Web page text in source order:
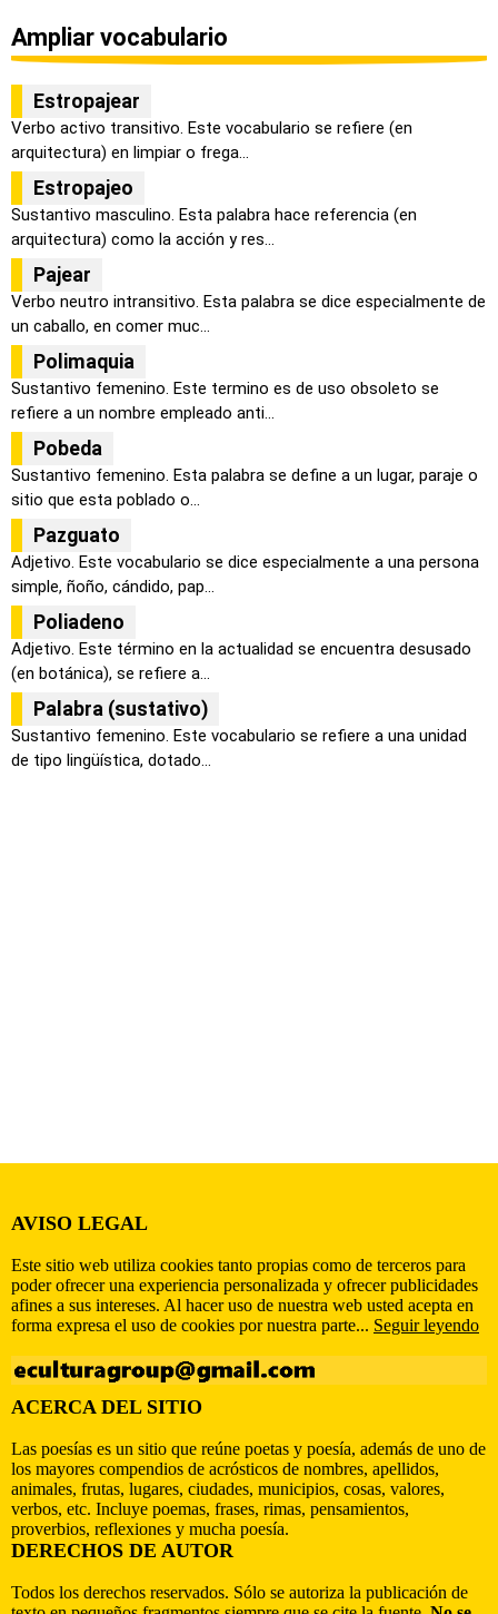
Ampliar vocabulario
Estropajear
Verbo activo transitivo. Este vocabulario se refiere (en
arquitectura) en limpiar o frega...
Estropajeo
Sustantivo masculino. Esta palabra hace referencia (en
arquitectura) como la acción y res...
Pajear
Verbo neutro intransitivo. Esta palabra se dice especialmente de
un caballo, en comer muc...
Polimaquia
Sustantivo femenino. Este termino es de uso obsoleto se
refiere a un nombre empleado anti...
Pobeda
Sustantivo femenino. Esta palabra se define a un lugar, paraje o
sitio que esta poblado o...
Pazguato
Adjetivo. Este vocabulario se dice especialmente a una persona
simple, ñoño, cándido, pap...
Poliadeno
Adjetivo. Este término en la actualidad se encuentra desusado
(en botánica), se refiere a...
Palabra (sustativo)
Sustantivo femenino. Este vocabulario se refiere a una unidad
de tipo lingüística, dotado...
AVISO LEGAL
Este sitio web utiliza cookies tanto propias como de terceros para
poder ofrecer una experiencia personalizada y ofrecer publicidades
afines a sus intereses. Al hacer uso de nuestra web usted acepta en
forma expresa el uso de cookies por nuestra parte... Seguir leyendo
ACERCA DEL SITIO
Las poesías es un sitio que reúne poetas y poesía, además de uno de
los mayores compendios de acrósticos de nombres, apellidos,
animales, frutas, lugares, ciudades, municipios, cosas, valores,
verbos, etc. Incluye poemas, frases, rimas, pensamientos,
proverbios, reflexiones y mucha poesía.
DERECHOS DE AUTOR
Todos los derechos reservados. Sólo se autoriza la publicación de